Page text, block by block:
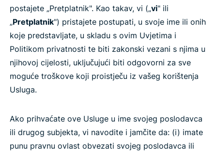
postajete „Pretplatnik". Kao takav, vi („vi" ili
„Pretplatnik") pristajete postupati, u svoje ime ili onih
koje predstavljate, u skladu s ovim Uvjetima i
Politikom privatnosti te biti zakonski vezani s njima u
njihovoj cijelosti, uključujući biti odgovorni za sve
moguće troškove koji proistječu iz vašeg korištenja
Usluga.
Ako prihvaćate ove Usluge u ime svojeg poslodavca
ili drugog subjekta, vi navodite i jamčite da: (i) imate
punu pravnu ovlast obvezati svojeg poslodavca ili